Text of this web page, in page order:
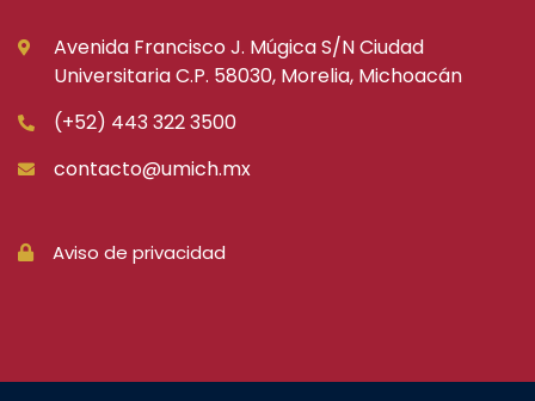
Avenida Francisco J. Múgica S/N Ciudad
Universitaria C.P. 58030, Morelia, Michoacán
(+52) 443 322 3500
contacto@umich.mx
Aviso de privacidad